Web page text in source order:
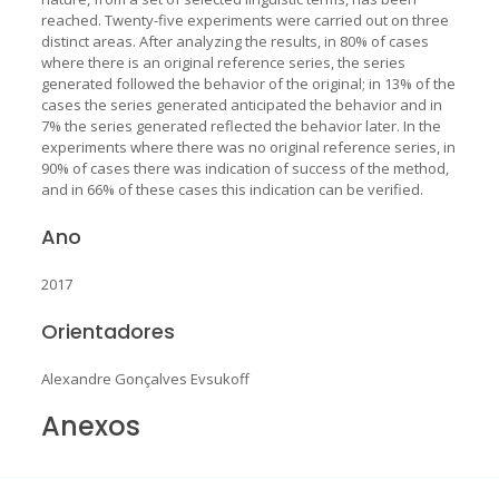
reached. Twenty-five experiments were carried out on three
distinct areas. After analyzing the results, in 80% of cases
where there is an original reference series, the series
generated followed the behavior of the original; in 13% of the
cases the series generated anticipated the behavior and in
7% the series generated reflected the behavior later. In the
experiments where there was no original reference series, in
90% of cases there was indication of success of the method,
and in 66% of these cases this indication can be verified.
Ano
2017
Orientadores
Alexandre Gonçalves Evsukoff
Anexos